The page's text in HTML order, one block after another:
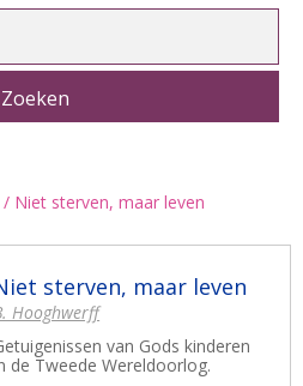
Winkelwagen:
/ Niet sterven, maar leven
sterven, maar leven
Hooghwerff
van Gods kinderen
de Tweede Wereldoorlog.